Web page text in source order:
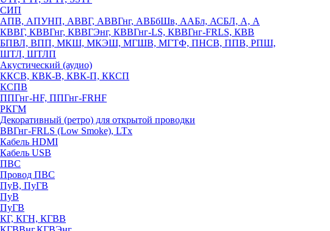
СИП
АПВ, АПУНП, АВВГ, АВВГнг, АВБбШв, ААБл, АСБЛ, А, А
КВВГ, КВВГнг, КВВГЭнг, КВВГнг-LS, КВВГнг-FRLS, КВВ
БПВЛ, ВПП, МКШ, МКЭШ, МГШВ, МГТФ, ПНСВ, ППВ, РПШ,
ШТЛ, ШТЛП
Акустический (аудио)
ККСВ, КВК-В, КВК-П, ККСП
КСПВ
ППГнг-HF, ППГнг-FRHF
РКГМ
Декоративный (ретро) для открытой проводки
ВВГнг-FRLS (Low Smoke), LTx
Кабель HDMI
Кабель USB
ПВС
Провод ПВС
ПуВ, ПуГВ
ПуВ
ПуГВ
КГ, КГН, КГВВ